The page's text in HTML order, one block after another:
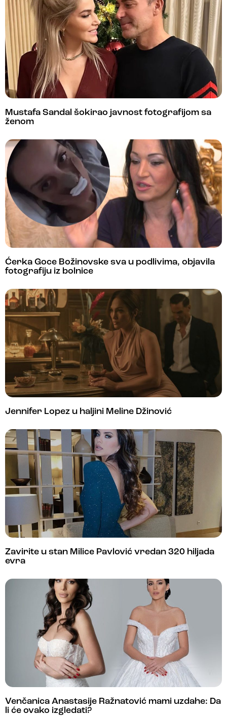
Mustafa Sandal šokirao javnost fotografijom sa
ženom
Ćerka Goce Božinovske sva u podlivima, objavila
fotografiju iz bolnice
Jennifer Lopez u haljini Meline Džinović
Zavirite u stan Milice Pavlović vredan 320 hiljada
evra
Venčanica Anastasije Ražnatović mami uzdahe: Da
li će ovako izgledati?